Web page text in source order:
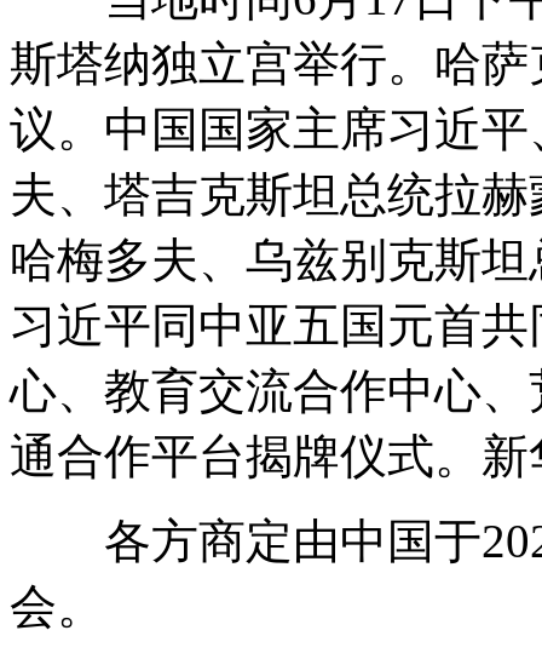
斯塔纳独立宫举行。哈
议。中国国家主席习近
夫、塔吉克斯坦总统拉
哈梅多夫、乌兹别克斯
习近平同中亚五国元首
心、教育交流合作中心
通合作平台揭牌仪式。
各方商定由中国于
会。